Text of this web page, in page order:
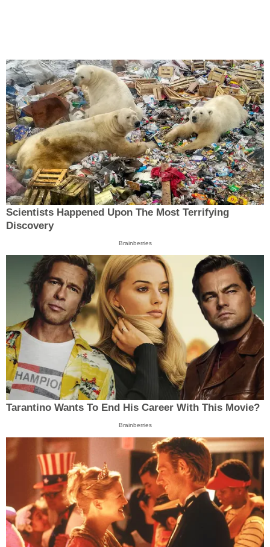
Scientists Happened Upon The Most Terrifying
Discovery
Brainberries
Tarantino Wants To End His Career With This Movie?
Brainberries